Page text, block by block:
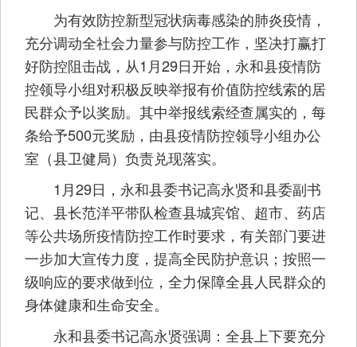
为有效防控新型冠状病毒感染的肺炎疫情，
充分调动全社会力量参与防控工作，坚决打赢打
好防控阻击战，从1月29日开始，永和县疫情防
控领导小组对积极反映举报有价值防控线索的居
民群众予以奖励。其中举报线索经查属实的，每
条给予500元奖励，由县疫情防控领导小组办公
室（县卫健局）负责兑现落实。
1月29日，永和县委书记高永贤和县委副书
记、县长范洋平带队检查县城宾馆、超市、药店
等公共场所疫情防控工作时要求，有关部门要进
一步加大宣传力度，提高全民防护意识；按照一
级响应的要求做到位，全力保障全县人民群众的
身体健康和生命安全。
永和县委书记高永贤强调：全县上下要充分